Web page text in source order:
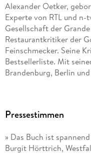
Alexander Oetker,
Experte von RTL und n-
Gesellschaft der
Restaurantkritiker der
Feinschmecker. Seine
Bestsellerliste. Mit
Brandenburg, Berlin
Pressestimmen
» Das Buch ist
Burgit Hörttrich,